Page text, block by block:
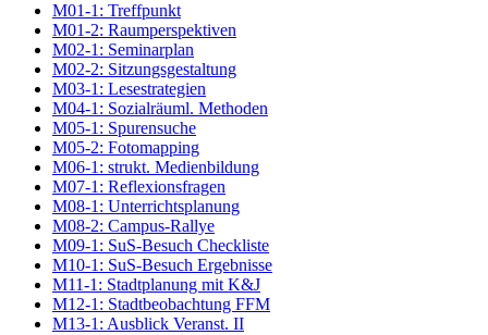
M01-1: Treffpunkt
M01-2: Raumperspektiven
M02-1: Seminarplan
M02-2: Sitzungsgestaltung
M03-1: Lesestrategien
M04-1: Sozialräuml. Methoden
M05-1: Spurensuche
M05-2: Fotomapping
M06-1: strukt. Medienbildung
M07-1: Reflexionsfragen
M08-1: Unterrichtsplanung
M08-2: Campus-Rallye
M09-1: SuS-Besuch Checkliste
M10-1: SuS-Besuch Ergebnisse
M11-1: Stadtplanung mit K&J
M12-1: Stadtbeobachtung FFM
M13-1: Ausblick Veranst. II